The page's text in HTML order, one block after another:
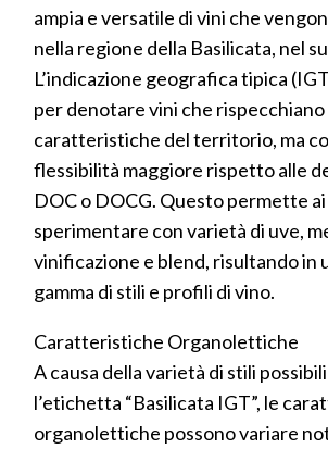
ampia e versatile di vini che
nella regione della Basilicata, nel
L’indicazione geografica tipica
per denotare vini che
caratteristiche del territorio, ma
flessibilità maggiore rispetto alle
DOC o DOCG. Questo permette
sperimentare con varietà di uve,
vinificazione e blend, risultando in
gamma di stili e profili di vino.
Caratteristiche Organolettiche
A causa della varietà di stili
l’etichetta “Basilicata IGT”, le
organolettiche possono variare